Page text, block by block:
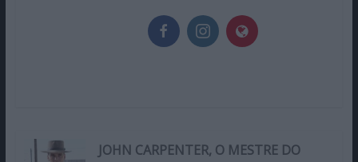
JOHN CARPENTER, O MESTRE DO